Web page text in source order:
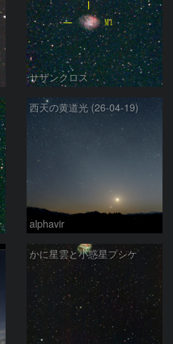
サザンクロス
西天の黄道光 (26-04-19)
alphavir
かに星雲と小惑星プシケ